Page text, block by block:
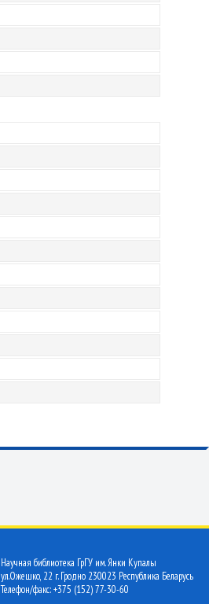
Научная библиотека ГрГУ им. Янки Купалы
ул.Ожешко, 22 г. Гродно 230023 Республика Беларусь
Телефон/факс: +375 (152) 77-30-60